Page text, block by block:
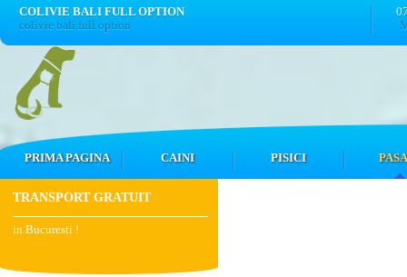
COLIVIE BALI FULL OPTION
colivie bali full option
PRIMA PAGINA CAINI PISICI
TRANSPORT GRATUIT
in Bucuresti !